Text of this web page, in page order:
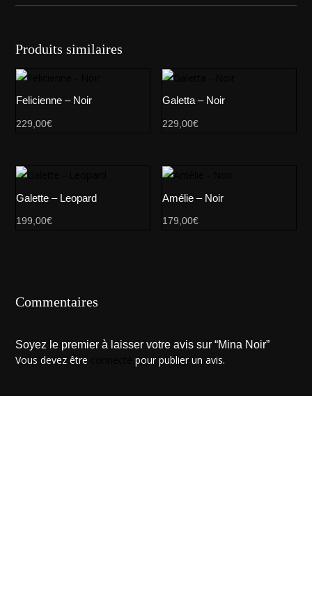
Produits similaires
Felicienne – Noir
229,00€
Galetta – Noir
229,00€
Galette – Leopard
199,00€
Amélie – Noir
179,00€
Commentaires
Soyez le premier à laisser votre avis sur “Mina Noir”
Vous devez être pour publier un avis.